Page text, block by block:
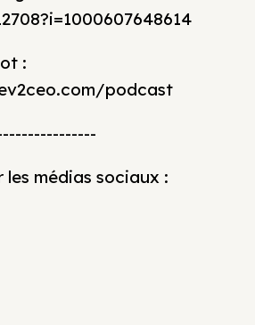
:
podcast
les médias sociaux :